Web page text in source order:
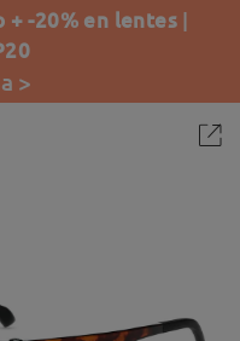
+ -20% en lentes |
>